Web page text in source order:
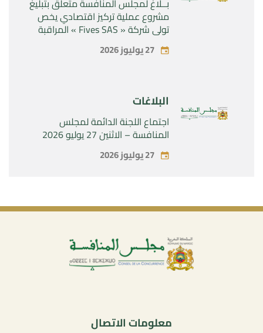
مشروع عملية تركيز اقتصادي يخص
تولي شركة « Fives SAS » المراقبة
SAS »27 يوليوز 2026
البلاغات
اجتماع اللجنة الدائمة لمجلس
المنافسة – الاثنين 27 يوليو 2026
27 يوليوز 2026
معلومات الاتصال